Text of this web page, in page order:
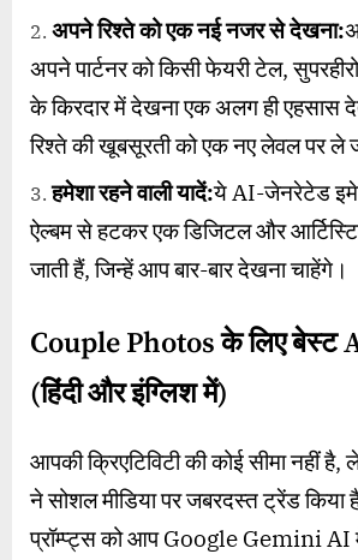
अपने रिश्ते को एक नई नजर से देखना:
अपने पार्टनर को किसी फेयरी टेल,
के किरदार में देखना एक अलग ही एहसास
रिश्ते की खूबसूरती को एक नए लेवल पर ले
हमेशा रहने वाली यादें:ये AI-जेनरेटेड
ऐल्बम से हटकर एक डिजिटल और
जाती हैं, जिन्हें आप बार-बार देखना चाहेंगे।
Couple Photosके लिए बेस्ट
(हिंदी और इंग्लिश में)
आपकी क्रिएटिविटी की कोई सीमा नहीं
ने सोशल मीडिया पर जबरदस्त ट्रेंड किया
प्रॉम्प्ट्स को आप Google Gemini AI